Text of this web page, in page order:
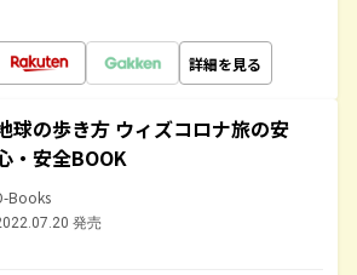
詳細を見る
球の歩き方 ウィズコロナ旅の安
・安全BOOK
Books
発売